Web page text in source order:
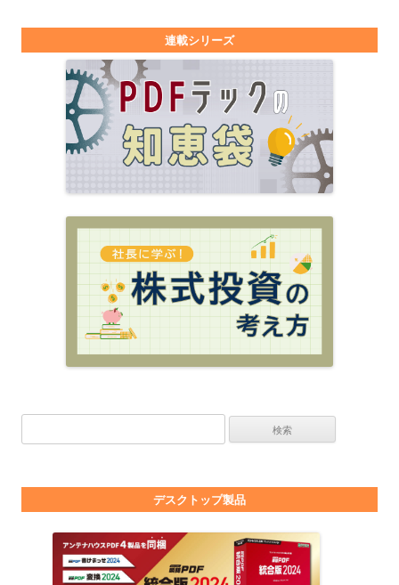
連載シリーズ
デスクトップ製品